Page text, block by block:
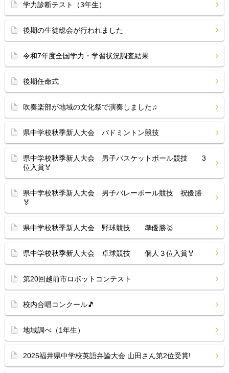
学力診断テスト（3年生）
後期の生徒総会が行われました
令和7年度全国学力・学習状況調査結果
後期任命式
吹奏楽部が地域の文化祭で演奏しました♫
県中学校秋季新人大会 バドミントン競技
県中学校秋季新人大会 男子バスケットボール競技 3
位入賞🏅
県中学校秋季新人大会 男子バレーボール競技 祝優勝
🏅
県中学校秋季新人大会 野球競技 準優勝🥇
県中学校秋季新人大会 卓球競技 個人３位入賞🏅
第20回越前市ロボットコンテスト
校内合唱コンクール🎵
地域調べ（1年生）
2025福井県中学校英語弁論大会 山田さん第2位受賞!